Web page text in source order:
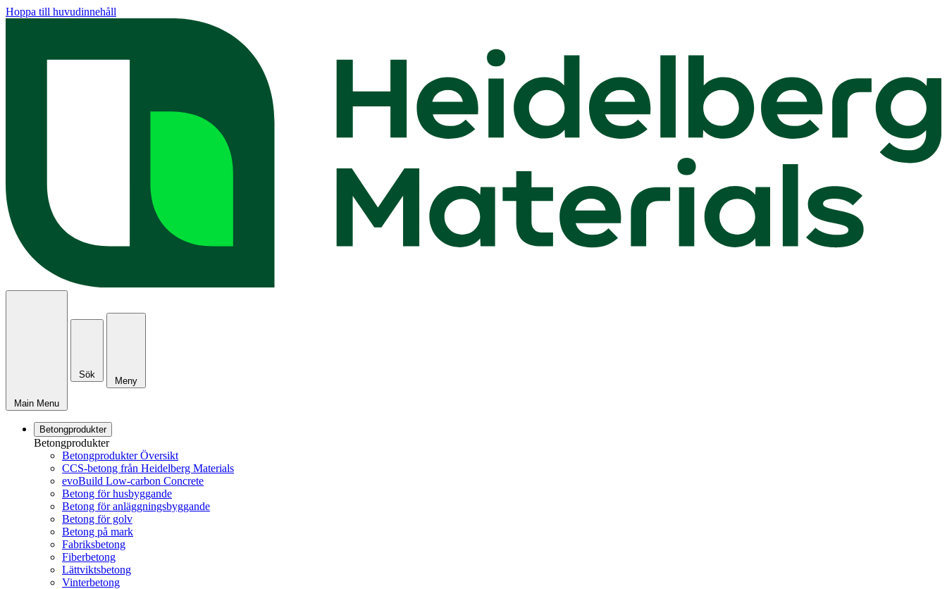
Hoppa till huvudinnehåll
Main Menu
Sök
Meny
Betongprodukter
Betongprodukter
Betongprodukter Översikt
CCS-betong från Heidelberg Materials
evoBuild Low-carbon Concrete
Betong för husbyggande
Betong för anläggningsbyggande
Betong för golv
Betong på mark
Fabriksbetong
Fiberbetong
Lättviktsbetong
Vinterbetong